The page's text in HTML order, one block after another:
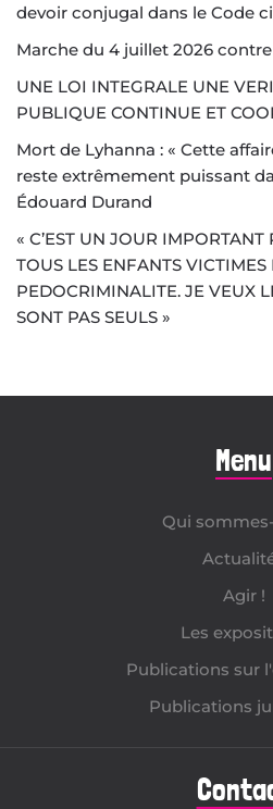
devoir conjugal dans le Code
Marche du 4 juillet 2026
UNE LOI INTEGRALE UNE
PUBLIQUE CONTINUE ET
Mort de Lyhanna : « Cette
reste extrêmement puissant
Édouard Durand
« C’EST UN JOUR
TOUS LES ENFANTS VICTIMES
PEDOCRIMINALITE. JE VEUX
SONT PAS SEULS »
Menu
Qui
Agir !
Les
Publications sur
Publications